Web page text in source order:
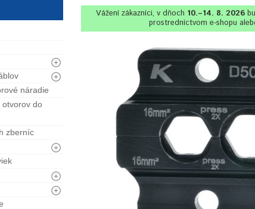
náradie
otvorov do
zberníc
Vážení zákazníci, v dňoch 10.–14. 8. 2026
prostredníctvom e-shopu